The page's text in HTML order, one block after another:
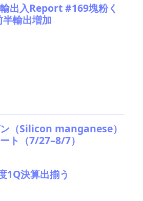
出入Report #169塊粉く
輸出増加
（Silicon manganese）
ト（7/27–8/7）
1Q決算出揃う